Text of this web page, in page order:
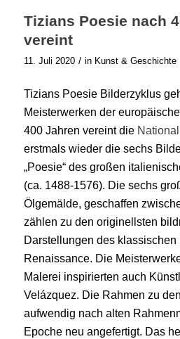
Tizians Poesie nach
vereint
11. Juli 2020 / in Kunst & Geschichte
Tizians Poesie Bilderzyklus
Meisterwerken der
400 Jahren vereint die
erstmals wieder die sechs
„Poesie“ des großen
(ca. 1488-1576). Die sechs
Ölgemälde, geschaffen
zählen zu den originellsten
Darstellungen des klassischen
Renaissance. Die
Malerei inspirierten auch
Velázquez. Die Rahmen zu
aufwendig nach alten
Epoche neu angefertigt. Das